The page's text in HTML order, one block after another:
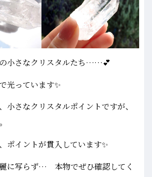
小さなクリスタルたち……💕
光っています✨
小さなクリスタルポイントですが、
ポイントが貫入しています✨
麗に写らず… 本物でぜひ確認してく